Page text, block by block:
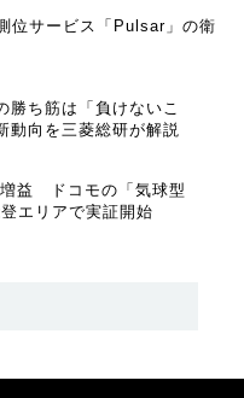
位サービス「Pulsar」の衛
勝ち筋は「負けないこ
向を三菱総研が解説
益 ドコモの「気球型
エリアで実証開始